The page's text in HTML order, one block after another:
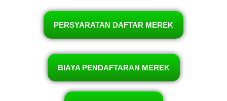
PERSYARATAN DAFTAR MEREK
BIAYA PENDAFTARAN MEREK